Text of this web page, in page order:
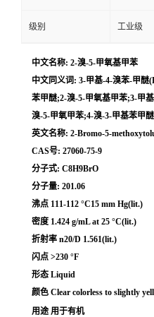
级别 工业级
中文名称: 2-溴-5-甲氧基甲苯
中文同义词: 3-甲基-4-溴苯-甲
苯甲醚;2-溴-5-甲氧基甲苯;3-甲
溴-5-甲氧甲苯;4-溴-3-甲基苯甲醚
英文名称: 2-Bromo-5-
CAS号: 27060-75-9
分子式: C8H9BrO
分子量: 201.06
沸点 111-112 °C15 mm Hg(lit.)
密度 1.424 g/mL at 25 °C(lit.)
折射率 n20/D 1.561(lit.)
闪点 >230 °F
形态 Liquid
颜色 Clear colorless to slightly
用途 用于有机